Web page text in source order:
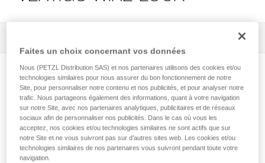
Les systèmes de verrouillage de
mousquetons
Faites un choix concernant vos données
Nous (PETZL Distribution SAS) et nos partenaires utilisons des cookies et/ou
technologies similaires pour nous assurer du bon fonctionnement de notre
Site, pour personnaliser notre contenu et nos publicités, et pour analyser notre
trafic. Nous partageons également des informations, quant à votre navigation
sur notre Site, avec nos partenaires analytiques, publicitaires et de réseaux
sociaux afin de personnaliser nos publicités. Dans le cas où vous les
acceptez, nos cookies et/ou technologies similaires ne sont actifs que sur
notre Site et ne vous suivront pas sur d’autres sites web. Les cookies et/ou
technologies similaires de nos partenaires vous suivront pendant toute votre
navigation.